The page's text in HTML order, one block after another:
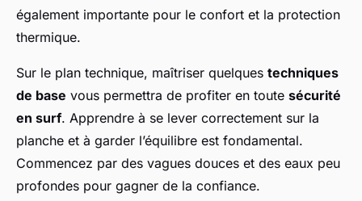
également importante pour le confort et la protection
thermique.
Sur le plan technique, maîtriser quelques techniques
de base vous permettra de profiter en toute sécurité
en surf. Apprendre à se lever correctement sur la
planche et à garder l’équilibre est fondamental.
Commencez par des vagues douces et des eaux peu
profondes pour gagner de la confiance.